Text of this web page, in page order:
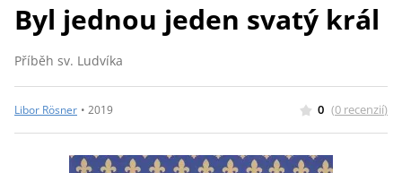
Byl jednou jeden svatý král
Příběh sv. Ludvíka
Libor Rösner • 2019 0 (0 recenzií)